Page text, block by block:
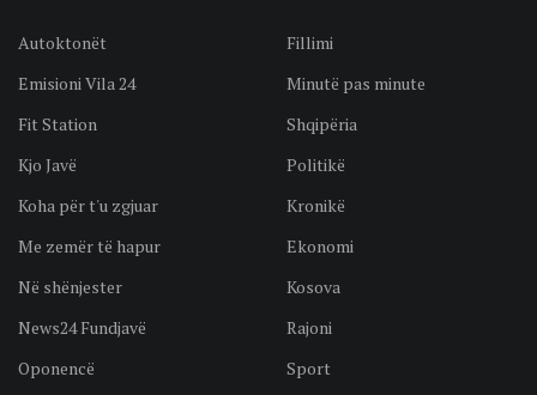
Autoktonët
Emisioni Vila 24
Fit Station
Kjo Javë
Koha për t'u zgjuar
Me zemër të hapur
Në shënjester
News24 Fundjavë
Oponencë
Fillimi
Minutë pas minute
Shqipëria
Politikë
Kronikë
Ekonomi
Kosova
Rajoni
Sport